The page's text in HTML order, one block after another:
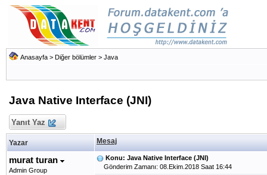
Anasayfa > Diğer bölümler > Java
Java Native Interface (JNI)
Yanıt Yaz
Yazar Mesaj
murat turan
Admin Group
Konu: Java Native Interface (JNI)
Gönderim Zamanı: 08.Ekim.2018 Saat 16:44